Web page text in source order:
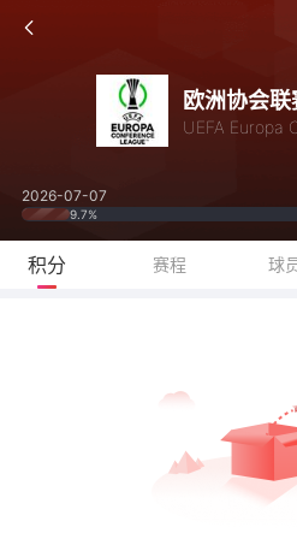
欧洲协会联
UEFA Europa
2026-07-07
9.7%
积分 赛程 球